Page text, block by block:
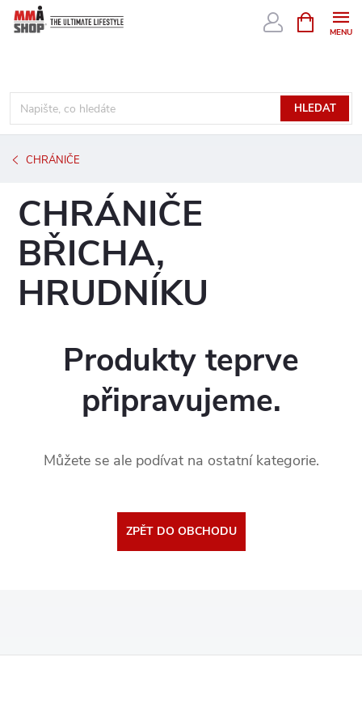
Přejít
HLEDAT
NÁKUPNÍ
KOŠÍK
CHRÁNIČE
CHRÁNIČE
BŘICHA,
HRUDNÍKU
Produkty teprve
připravujeme.
Můžete se ale podívat na ostatní kategorie.
ZPĚT DO OBCHODU